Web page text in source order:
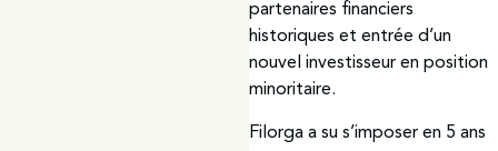
partenaires financiers
historiques et entrée d’un
nouvel investisseur en position
minoritaire.
Filorga a su s’imposer en 5 ans